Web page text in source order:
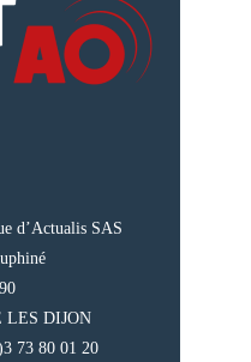
d’Actualis SAS
LES DIJON
73 80 01 20